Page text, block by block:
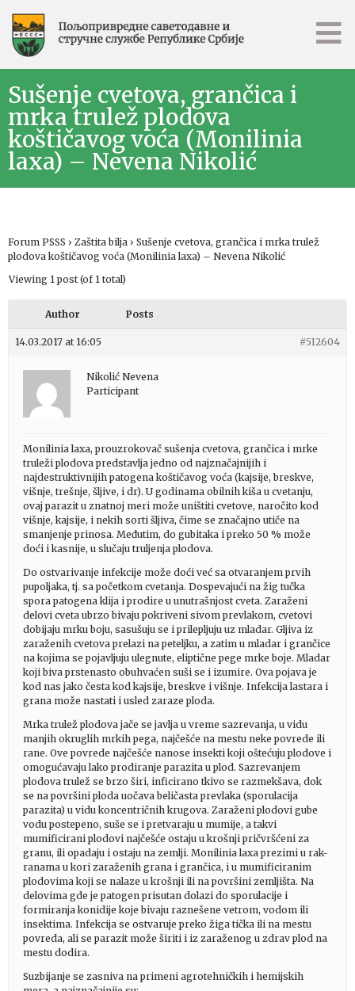
Sušenje cvetova, grančica i
mrka trulež plodova
koštičavog voća (Monilinia
laxa) – Nevena Nikolić
Forum PSSS › Zaštita bilja › Sušenje cvetova, grančica i mrka trulež
plodova koštičavog voća (Monilinia laxa) – Nevena Nikolić
Viewing 1 post (of 1 total)
Author Posts
14.03.2017 at 16:05 #512604
Nikolić Nevena
Participant
Monilinia laxa, prouzrokovač sušenja cvetova, grančica i mrke
truleži plodova predstavlja jedno od najznačajnijih i
najdestruktivnijih patogena koštičavog voća (kajsije, breskve,
višnje, trešnje, šljive, i dr). U godinama obilnih kiša u cvetanju,
ovaj parazit u znatnoj meri može uništiti cvetove, naročito kod
višnje, kajsije, i nekih sorti šljiva, čime se značajno utiče na
smanjenje prinosa. Međutim, do gubitaka i preko 50 % može
doći i kasnije, u slučaju truljenja plodova.
Do ostvarivanje infekcije može doći već sa otvaranjem prvih
pupoljaka, tj. sa početkom cvetanja. Dospevajući na žig tučka
spora patogena klija i prodire u unutrašnjost cveta. Zaraženi
delovi cveta ubrzo bivaju pokriveni sivom prevlakom, cvetovi
dobijaju mrku boju, sasušuju se i prilepljuju uz mladar. Gljiva iz
zaraženih cvetova prelazi na peteljku, a zatim u mladar i grančice
na kojima se pojavljuju ulegnute, eliptične pege mrke boje. Mladar
koji biva prstenasto obuhvaćen suši se i izumire. Ova pojava je
kod nas jako česta kod kajsije, breskve i višnje. Infekcija lastara i
grana može nastati i usled zaraze ploda.
Mrka trulež plodova jače se javlja u vreme sazrevanja, u vidu
manjih okruglih mrkih pega, najčešće na mestu neke povrede ili
rane. Ove povrede najčešće nanose insekti koji oštećuju plodove i
omogućavaju lako prodiranje parazita u plod. Sazrevanjem
plodova trulež se brzo širi, inficirano tkivo se razmekšava, dok
se na površini ploda uočava beličasta prevlaka (sporulacija
parazita) u vidu koncentričnih krugova. Zaraženi plodovi gube
vodu postepeno, suše se i pretvaraju u mumije, a takvi
mumificirani plodovi najčešće ostaju u krošnji pričvršćeni za
granu, ili opadaju i ostaju na zemlji. Monilinia laxa prezimi u rak-
ranama u kori zaraženih grana i grančica, i u mumificiranim
plodovima koji se nalaze u krošnji ili na površini zemljišta. Na
delovima gde je patogen prisutan dolazi do sporulacije i
formiranja konidije koje bivaju raznešene vetrom, vodom ili
insektima. Infekcija se ostvaruje preko žiga tička ili na mestu
povreda, ali se parazit može širiti i iz zaraženog u zdrav plod na
mestu dodira.
Suzbijanje se zasniva na primeni agrotehničkih i hemijskih